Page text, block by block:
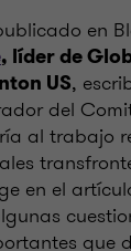
en
, líder de
US,
del
al trabajo
en el
que